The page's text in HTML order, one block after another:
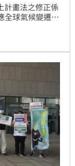
計畫法之修正係
全球氣候變遷及
發至上思維。